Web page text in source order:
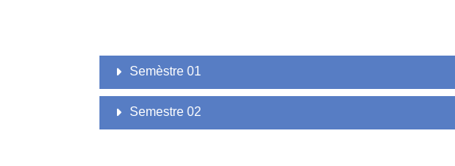
Semèstre 01
Semestre 02